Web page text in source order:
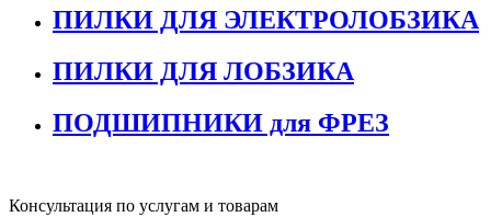
ПИЛКИ ДЛЯ ЭЛЕКТРОЛОБЗИКА
ПИЛКИ ДЛЯ ЛОБЗИКА
ПОДШИПНИКИ для ФРЕЗ
Консультация по услугам и товарам